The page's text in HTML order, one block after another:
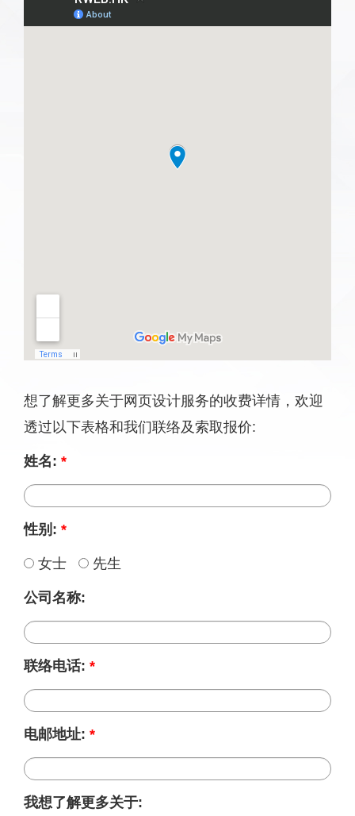
想了解更多关于网页设计服务的收费详情，欢迎
透过以下表格和我们联络及索取报价:
姓名: *
性别: *
女士 先生
公司名称:
联络电话: *
电邮地址: *
我想了解更多关于: